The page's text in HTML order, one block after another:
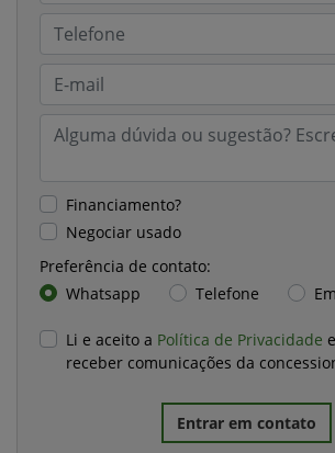
Financiamento?
Negociar usado
Preferência de contato:
Whatsapp
Telefone
Li e aceito a Política de Privacidade
receber comunicações da
Entrar em contato